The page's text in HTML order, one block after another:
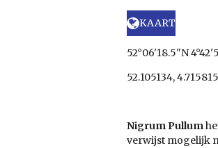
KAART
52°06'18.5"N
52.105134, 4.715815
Nigrum Pullum
verwijst mogelijk